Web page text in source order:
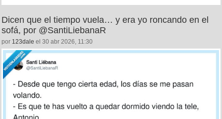
Dicen que el tiempo vuela… y era yo roncando en el
sofá, por @SantiLiebanaR
por 123dale el 30 abr 2026, 11:30